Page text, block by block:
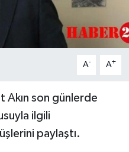
A- A+
Akın son günlerde
ilgili
paylaştı.